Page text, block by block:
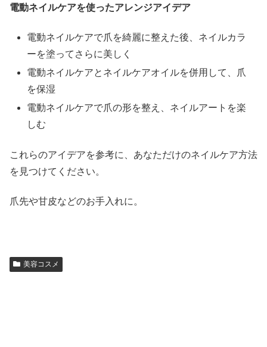
電動ネイルケアを使ったアレンジアイデア
電動ネイルケアで爪を綺麗に整えた後、ネイルカラ
ーを塗ってさらに美しく
電動ネイルケアとネイルケアオイルを併用して、爪
を保湿
電動ネイルケアで爪の形を整え、ネイルアートを楽
しむ
これらのアイデアを参考に、あなただけのネイルケア方法
を見つけてください。
爪先や甘皮などのお手入れに。
美容コスメ